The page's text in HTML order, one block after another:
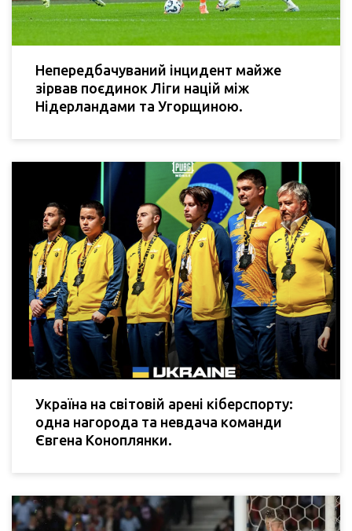
Непередбачуваний інцидент майже
зірвав поєдинок Ліги націй між
Нідерландами та Угорщиною.
Україна на світовій арені кіберспорту:
одна нагорода та невдача команди
Євгена Коноплянки.